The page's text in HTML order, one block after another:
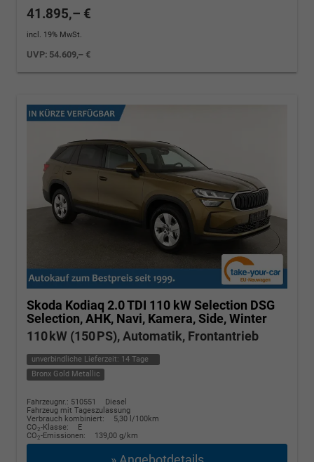
41.895,– €
incl. 19% MwSt.
UVP: 54.609,– €
Skoda Kodiaq 2.0 TDI 110 kW Selection DSG
Selection, AHK, Navi, Kamera, Side, Winter
110 kW (150 PS), Automatik, Frontantrieb
unverbindliche Lieferzeit: 14 Tage
Bronx Gold Metallic
Fahrzeugnr.: 510551
Diesel
Fahrzeug mit Tageszulassung
Verbrauch kombiniert:
5,30 l/100km
CO2-Klasse:
E
CO2-Emissionen: 139,00 g/km